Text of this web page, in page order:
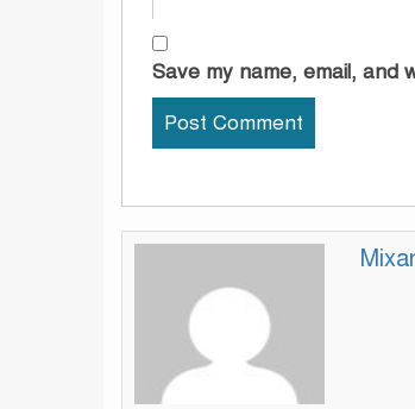
Save my name, email, and